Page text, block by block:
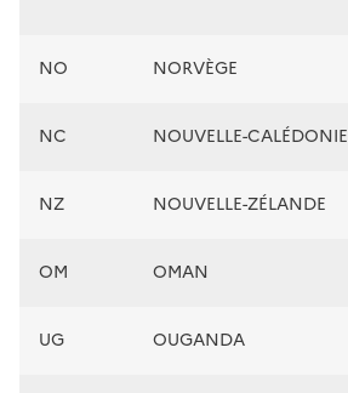
NO NORVÈGE
NC NOUVELLE-CALÉDONIE
NZ NOUVELLE-ZÉLANDE
OM OMAN
UG OUGANDA